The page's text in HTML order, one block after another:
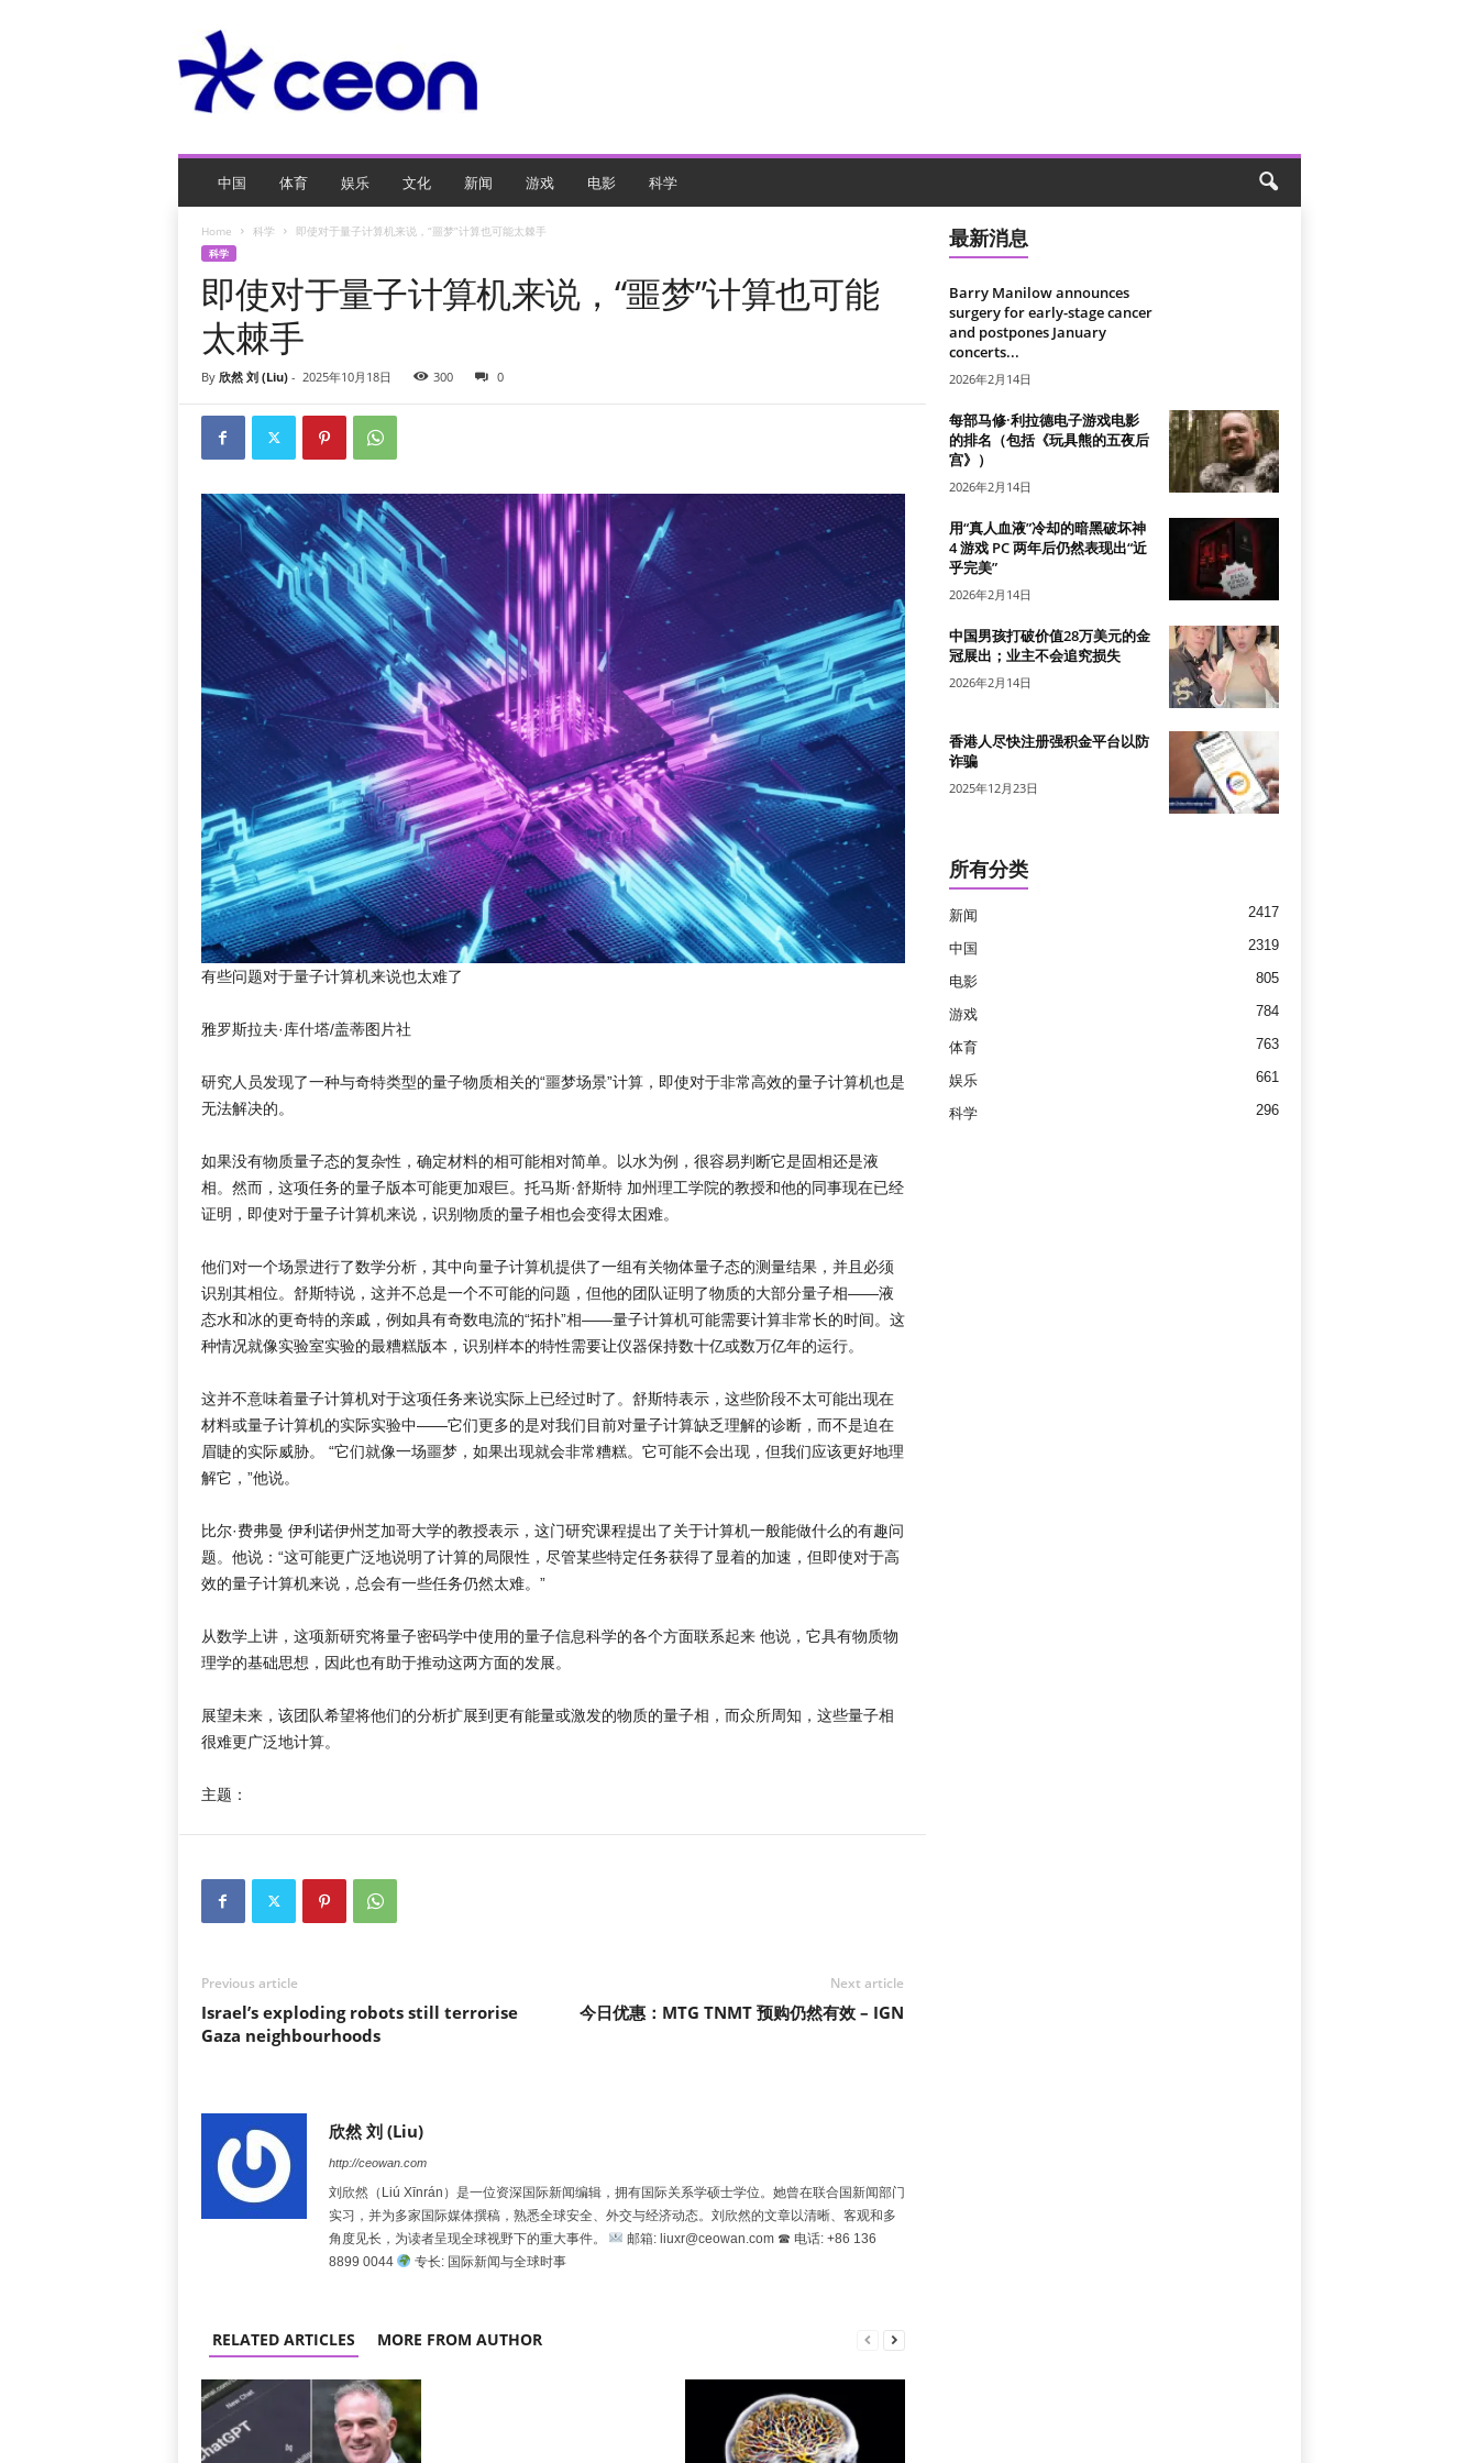
O
游
中国 体育 娱乐 文化 新闻 游戏 电影 科学
Home 科学 即使对于量子计算机来说，“噩梦”计算也可能太棘手
科学
即使对于量子计算机来说，“噩梦”计算也可能
太棘手
By 欣然 刘 (Liu)- 2025年10月18日 300 0
有些问题对于量子计算机来说也太难了
雅罗斯拉夫·库什塔/盖蒂图片社
研究人员发现了一种与奇特类型的量子物质相关的“噩梦场景”计算，即使对于非常高效的量子计算机也是
无法解决的。
如果没有物质量子态的复杂性，确定材料的相可能相对简单。以水为例，很容易判断它是固相还是液
相。然而，这项任务的量子版本可能更加艰巨。托马斯·舒斯特 加州理工学院的教授和他的同事现在已经
证明，即使对于量子计算机来说，识别物质的量子相也会变得太困难。
他们对一个场景进行了数学分析，其中向量子计算机提供了一组有关物体量子态的测量结果，并且必须
识别其相位。舒斯特说，这并不总是一个不可能的问题，但他的团队证明了物质的大部分量子相——液
态水和冰的更奇特的亲戚，例如具有奇数电流的“拓扑”相——量子计算机可能需要计算非常长的时间。这
种情况就像实验室实验的最糟糕版本，识别样本的特性需要让仪器保持数十亿或数万亿年的运行。
这并不意味着量子计算机对于这项任务来说实际上已经过时了。舒斯特表示，这些阶段不太可能出现在
材料或量子计算机的实际实验中——它们更多的是对我们目前对量子计算缺乏理解的诊断，而不是迫在
眉睫的实际威胁。 “它们就像一场噩梦，如果出现就会非常糟糕。它可能不会出现，但我们应该更好地理
解它，”他说。
比尔·费弗曼 伊利诺伊州芝加哥大学的教授表示，这门研究课程提出了关于计算机一般能做什么的有趣问
题。他说：“这可能更广泛地说明了计算的局限性，尽管某些特定任务获得了显着的加速，但即使对于高
效的量子计算机来说，总会有一些任务仍然太难。”
从数学上讲，这项新研究将量子密码学中使用的量子信息科学的各个方面联系起来 他说，它具有物质物
理学的基础思想，因此也有助于推动这两方面的发展。
展望未来，该团队希望将他们的分析扩展到更有能量或激发的物质的量子相，而众所周知，这些量子相
很难更广泛地计算。
主题：
Previous article
Israel’s exploding robots still terrorise
Gaza neighbourhoods
Next article
今日优惠：MTG TNMT 预购仍然有效 – IGN
欣然 刘 (Liu)
http://ceowan.com
刘欣然（Liú Xīnrán）是一位资深国际新闻编辑，拥有国际关系学硕士学位。她曾在联合国新闻部门
实习，并为多家国际媒体撰稿，熟悉全球安全、外交与经济动态。刘欣然的文章以清晰、客观和多
角度见长，为读者呈现全球视野下的重大事件。
邮箱: liuxr@ceowan.com ☎ 电话: +86 136
8899 0044
专长: 国际新闻与全球时事
RELATED ARTICLES MORE FROM AUTHOR
最新消息
Barry Manilow announces
surgery for early-stage cancer
and postpones January
concerts...
2026年2月14日
每部马修·利拉德电子游戏电影
的排名（包括《玩具熊的五夜后
宫》）
2026年2月14日
用“真人血液”冷却的暗黑破坏神
4 游戏 PC 两年后仍然表现出“近
乎完美”
2026年2月14日
中国男孩打破价值28万美元的金
冠展出；业主不会追究损失
2026年2月14日
香港人尽快注册强积金平台以防
诈骗
2025年12月23日
所有分类
新闻 2417
中国 2319
电影 805
游戏 784
体育 763
娱乐 661
科学 296